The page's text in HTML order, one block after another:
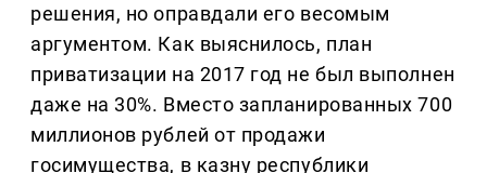
решения, но оправдали его весомым
аргументом. Как выяснилось, план
приватизации на 2017 год не был выполнен
даже на 30%. Вместо запланированных 700
миллионов рублей от продажи
госимущества, в казну республики